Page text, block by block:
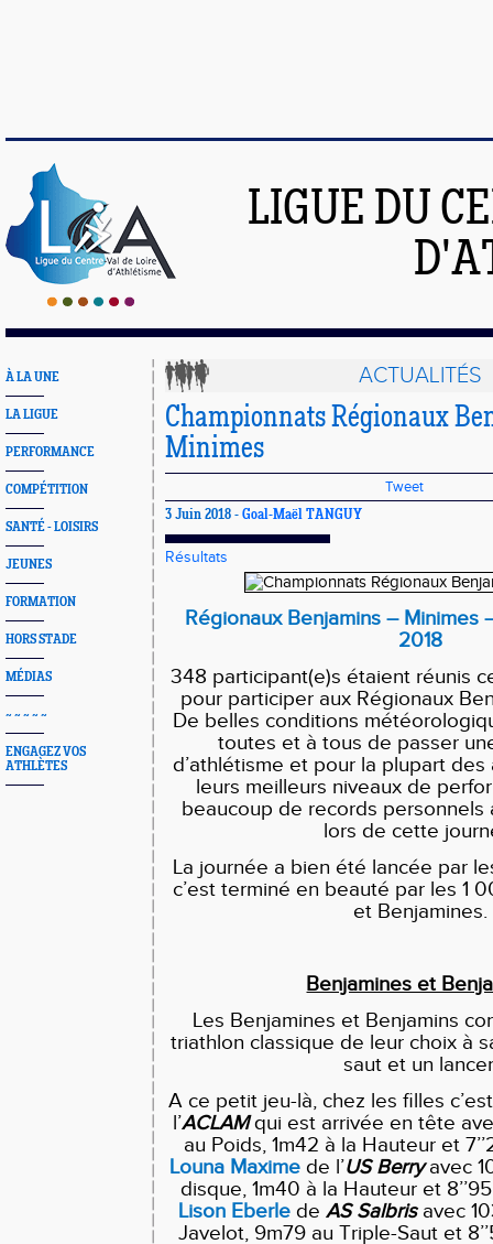
LIGUE DU
À LA UNE
LA LIGUE
PERFORMANCE
COMPÉTITION
SANTÉ - LOISIRS
JEUNES
FORMATION
HORS STADE
MÉDIAS
~ ~ ~ ~ ~
ENGAGEZ VOS
ATHLÈTES
ACTUALITÉS
Championnats Régionaux
Minimes
Tweet
3 Juin 2018 - Goal-Maël TANGUY
Résultats
Régionaux Benjamins – Minimes
2018
348 participant(e)s étaient réunis
pour participer aux Régionaux
De belles conditions
toutes et à tous de passer
d’athlétisme et pour la plupart
leurs meilleurs niveaux de
beaucoup de records personnels
lors de cette
La journée a bien été lancée par
c’est terminé en beauté par les 1
et Benjamines.
Benjamines et
Les Benjamines et Benjamins
triathlon classique de leur choix à
saut et un
A ce petit jeu-là, chez les filles
l’ACLAMqui est arrivée en tête
au Poids, 1m42 à la Hauteur et
Louna Maxime de l’US Berryavec
disque, 1m40 à la Hauteur et
Lison Eberle de AS Salbrisavec
Javelot, 9m79 au Triple-Saut et